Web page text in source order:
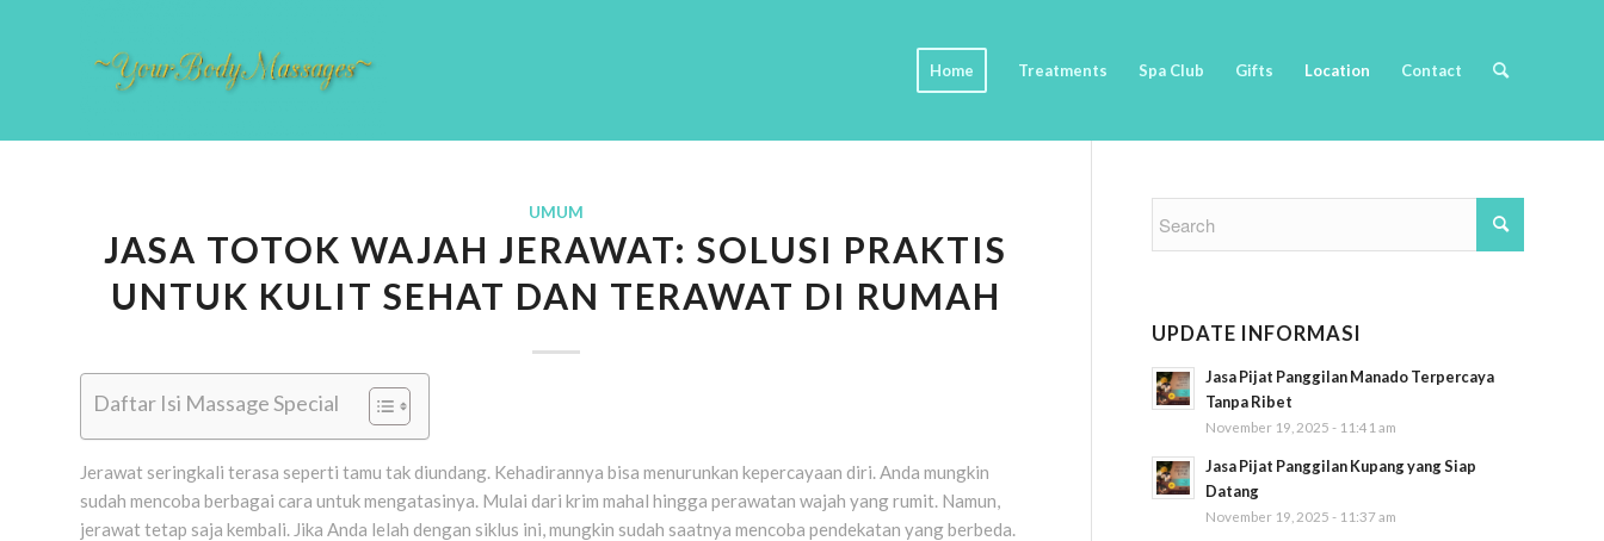
Home Treatments Spa Club Gifts Location Contact
UMUM
JASA TOTOK WAJAH JERAWAT: SOLUSI PRAKTIS
UNTUK KULIT SEHAT DAN TERAWAT DI RUMAH
Daftar Isi Massage Special
Jerawat seringkali terasa seperti tamu tak diundang. Kehadirannya bisa menurunkan kepercayaan diri. Anda mungkin
sudah mencoba berbagai cara untuk mengatasinya. Mulai dari krim mahal hingga perawatan wajah yang rumit. Namun,
jerawat tetap saja kembali. Jika Anda lelah dengan siklus ini, mungkin sudah saatnya mencoba pendekatan yang berbeda.
UPDATE INFORMASI
Jasa Pijat Panggilan Manado Terpercaya
Tanpa Ribet
November 19, 2025 - 11:41 am
Jasa Pijat Panggilan Kupang yang Siap
Datang
November 19, 2025 - 11:37 am